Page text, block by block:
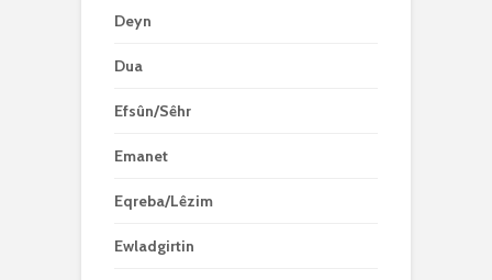
Deyn
Dua
Efsûn/Sêhr
Emanet
Eqreba/Lêzim
Ewladgirtin